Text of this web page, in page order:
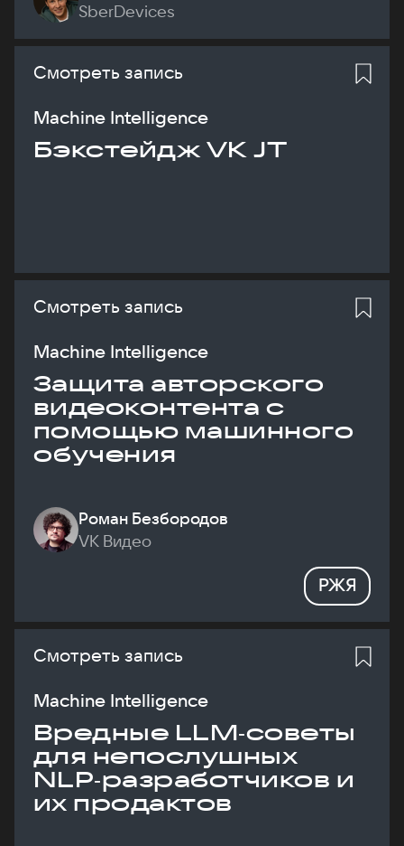
SberDevices
Смотреть запись
Machine Intelligence
Бэкстейдж VK JT
Смотреть запись
Machine Intelligence
Защита авторского
видеоконтента с
помощью машинного
обучения
Роман Безбородов
VK Видео
РЖЯ
Смотреть запись
Machine Intelligence
Вредные LLM‑советы
для непослушных
NLP‑разработчиков и
их продактов